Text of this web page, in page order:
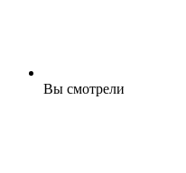
Вы смотрели